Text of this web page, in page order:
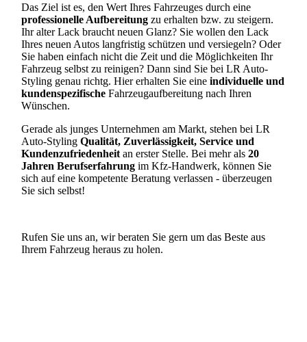
Das Ziel ist es, den Wert Ihres Fahrzeuges durch eine
professionelle Aufbereitung zu erhalten bzw. zu steigern.
Ihr alter Lack braucht neuen Glanz? Sie wollen den Lack
Ihres neuen Autos langfristig schützen und versiegeln? Oder
Sie haben einfach nicht die Zeit und die Möglichkeiten Ihr
Fahrzeug selbst zu reinigen? Dann sind Sie bei LR Auto-
Styling genau richtg. Hier erhalten Sie eineindividuelle und
kundenspezifischeFahrzeugaufbereitung nach Ihren
Wünschen.
Gerade als junges Unternehmen am Markt, stehen bei LR
Auto-StylingQualität, Zuverlässigkeit, Service und
Kundenzufriedenheit an erster Stelle. Bei mehr als20
Jahren Berufserfahrung im Kfz-Handwerk, können Sie
sich auf eine kompetente Beratung verlassen - überzeugen
Sie sich selbst!
Rufen Sie uns an, wir beraten Sie gern um das Beste aus
Ihrem Fahrzeug heraus zu holen.